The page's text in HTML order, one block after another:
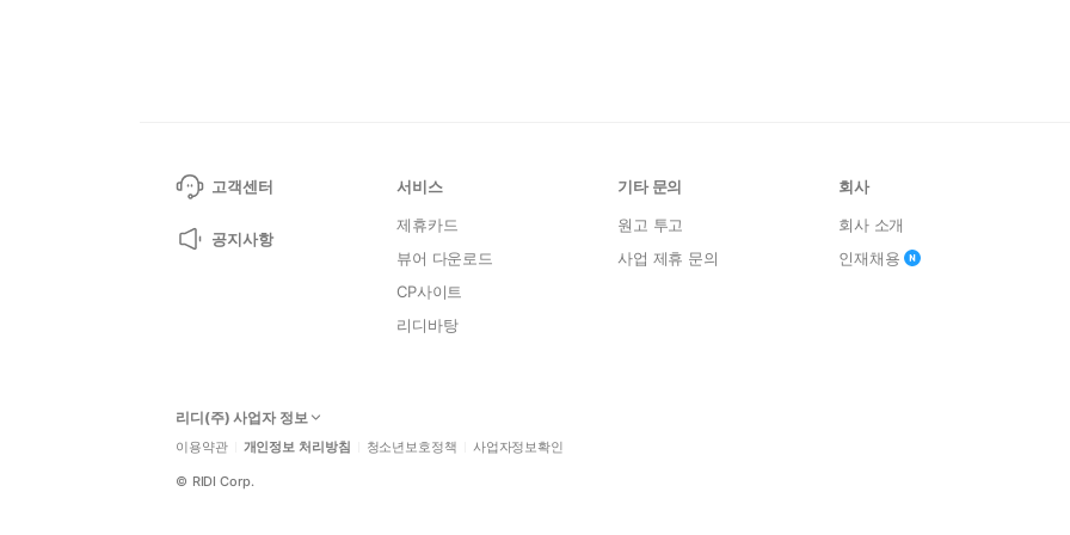
고객센터
공지사항
서비스
제휴카드
뷰어 다운로드
CP사이트
리디바탕
기타 문의
원고 투고
사업 제휴 문의
회사
회사 소개
인재채용
리디(주) 사업자 정보
이용약관 개인정보 처리방침 청소년보호정책 사업자정보확인
© RIDI Corp.